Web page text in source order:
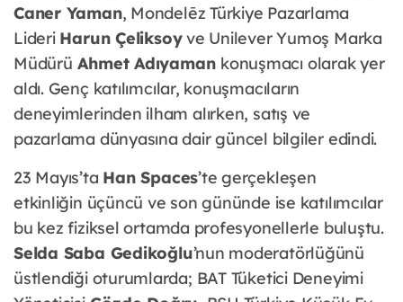
Caner Yaman, Mondelēz Türkiye Pazarlama
Lideri Harun Çeliksoyve Unilever Yumoş Marka
Müdürü Ahmet Adıyaman konuşmacı olarak yer
aldı. Genç katılımcılar, konuşmacıların
deneyimlerinden ilham alırken, satış ve
pazarlama dünyasına dair güncel bilgiler edindi.
23 Mayıs’ta Han Spaces’te gerçekleşen
etkinliğin üçüncü ve son gününde ise katılımcılar
bu kez fiziksel ortamda profesyonellerle buluştu.
Selda Saba Gedikoğlu’nun moderatörlüğünü
üstlendiği oturumlarda; BAT Tüketici Deneyimi